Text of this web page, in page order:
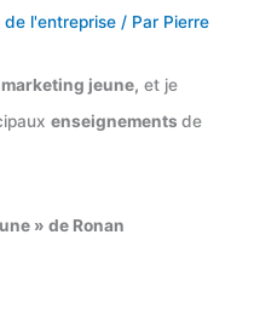
de l'entreprise / Par Pierre
jeune, et je
enseignements de
» de Ronan